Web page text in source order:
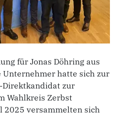
für Jonas Döhring aus
Unternehmer hatte sich zur
Direktkandidat zur
Wahlkreis Zerbst
2025 versammelten sich